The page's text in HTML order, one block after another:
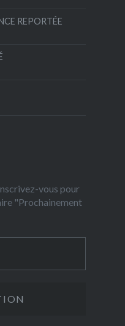
REPORTÉE
vous pour
"Prochainement